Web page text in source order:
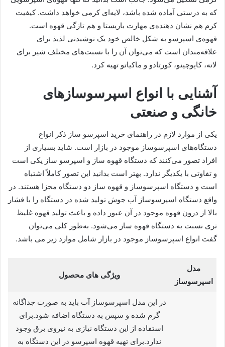
که به درستی آماده شده باشد، لایه‌ای کرمی خواهد داشت. کیفیت
کرم هم نشان دهنده‌ی مهارت باریستا و هم تازگی قهوه است.
قهوه‌ی اسپرسو به شکل خالص خود یک نوشیدنی لذیذ برای
علاقه‌مندان است که می‌توان آن را با نسبت‌های مختلف شیر برای
لاته، کاپوچینو، کورتادو و ماکیاتو تهیه کرد.
آشنایی با انواع اسپرسوسازهای
خانگی و صنعتی
یکی از موارد لازم در راهنمای خرید اسپرسو ساز ذکر انواع
دستگاه‌های اسپرسوساز موجود در بازار است. شاید بسیاری از
افراد تصور می‌کنند که دستگاه قهوه ساز و اسپرسو ساز یکی است
و تفاوتی با یکدیگر ندارد. بهتر است بدانید این تصور کاملاً اشتباه
است و دستگاه اسپرسوساز و قهوه ساز دو دستگاه مجزا هستند. در
واقع دستگاه اسپرسوساز آب جوش تولید شده در دستگاه را با فشار
بالا از درون قهوه موجود در آن عبور داده و باعث تولید قهوه غلیظ‌
تری نسبت به دستگاه قهوه ساز می‌شود. به‌طور کلی می‌توان
گفت انواع اسپرسوساز موجود در بازار شامل موارد زیر می باشد.
مدل
اسپرسوساز
ویژگی های محصول
در این مدل اسپرسوساز آب باید به صورت جداگانه
گرم شده و سپس به دستگاه اضافه شود.برای
استفاده از این دستگاه نیازی به نیروی برق وجود
ندارد.برای تهیه‌ قهوه‌ اسپرسو در این دستگاه به